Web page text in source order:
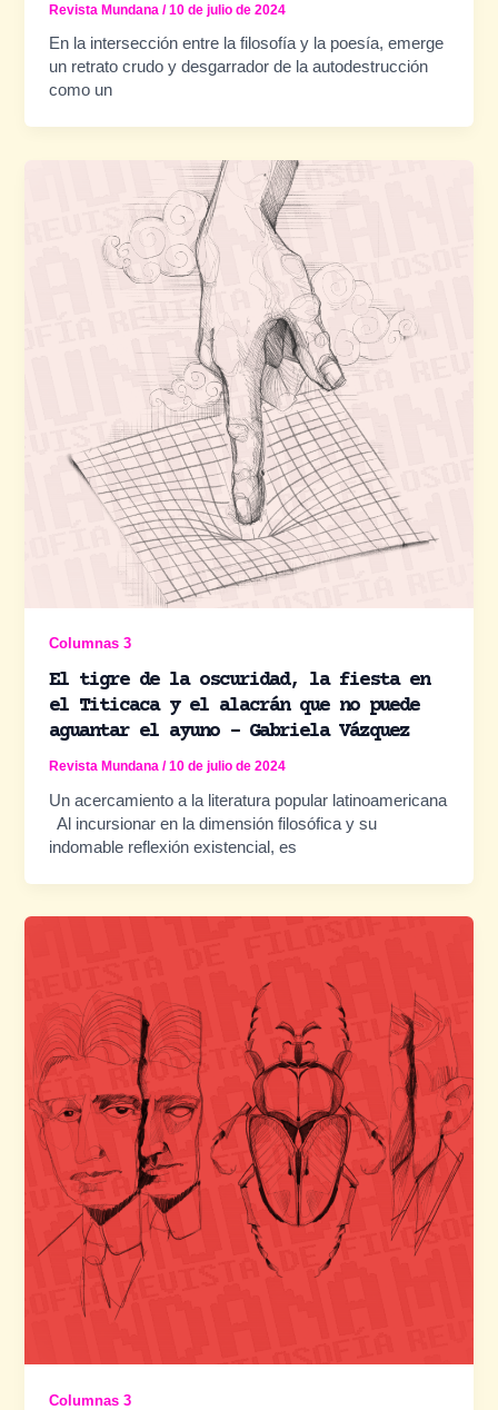
Revista Mundana/10 de julio de 2024
En la intersección entre la filosofía y la poesía, emerge
un retrato crudo y desgarrador de la autodestrucción
como un
Columnas 3
El tigre de la oscuridad, la fiesta en
el Titicaca y el alacrán que no puede
aguantar el ayuno – Gabriela Vázquez
Revista Mundana/10 de julio de 2024
Un acercamiento a la literatura popular latinoamericana
Al incursionar en la dimensión filosófica y su
indomable reflexión existencial, es
Columnas 3